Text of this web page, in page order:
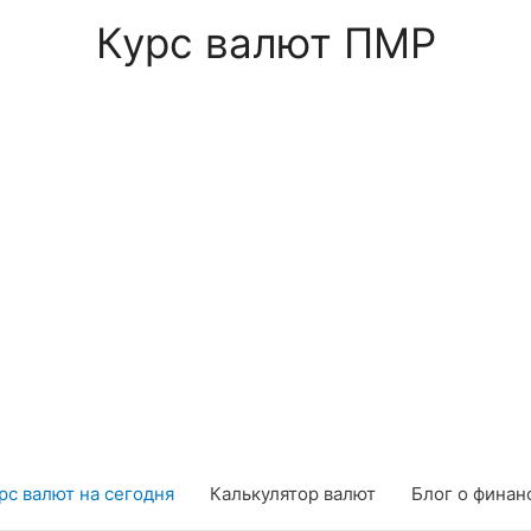
Курс валют ПМР
валют на сегодня Калькулятор валют Блог о